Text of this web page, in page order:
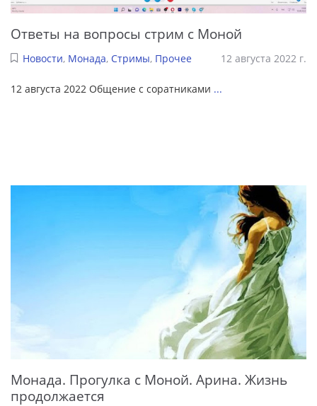
Ответы на вопросы стрим с Моной
Новости, Монада, Стримы, Прочее 12 августа 2022 г.
12 августа 2022 Общение с соратниками ...
Монада. Прогулка с Моной. Арина. Жизнь
продолжается